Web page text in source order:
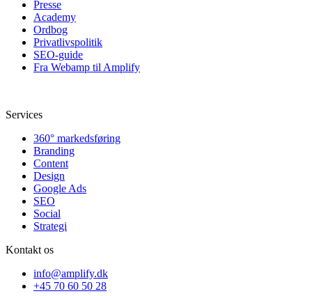
Presse
Academy
Ordbog
Privatlivspolitik
SEO-guide
Fra Webamp til Amplify
Services
360° markedsføring
Branding
Content
Design
Google Ads
SEO
Social
Strategi
Kontakt os
info@amplify.dk
+45 70 60 50 28